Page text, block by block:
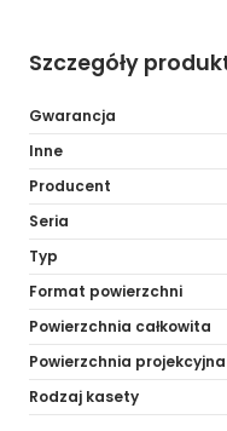
Szczegóły
Gwarancja
Inne
Producent
Seria
Typ
Format powierzchni
Powierzchnia całkowita
Powierzchnia projekcyjna
Rodzaj kasety